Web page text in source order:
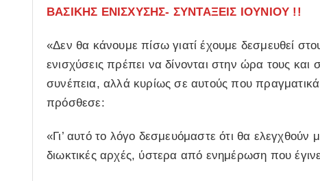
ΒΑΣΙΚΗΣ ΕΝΙΣΧΥΣΗΣ- ΣΥΝΤΑΞΕΙΣ ΙΟΥΝΙΟΥ !!
«Δεν θα κάνουμε πίσω γιατί έχουμε δεσμευθεί
ενισχύσεις πρέπει να δίνονται στην ώρα τους
συνέπεια, αλλά κυρίως σε αυτούς που πραγματικά
πρόσθεσε:
«Γι’ αυτό το λόγο δεσμευόμαστε ότι θα
διωκτικές αρχές, ύστερα από ενημέρωση που